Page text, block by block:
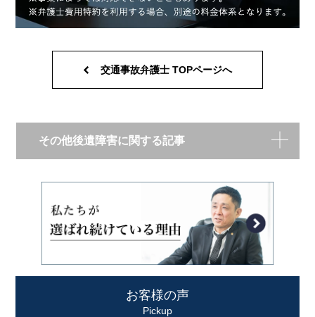
交通事故弁護士 TOPページへ
その他後遺障害に関する記事
お客様の声
Pickup